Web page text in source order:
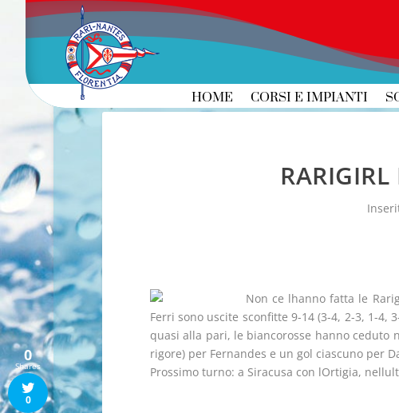
HOME CORSI E IMPIANTI
Non ce lhanno fatta le
Ferri sono uscite sconfitte 9-14 (3-4, 2-3, 1-
quasi alla pari, le biancorosse hanno ceduto
rigore) per Fernandes e un gol ciascuno per
Prossimo turno: a Siracusa con lOrtigia,
0
Shares
0